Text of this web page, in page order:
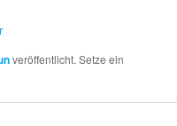
veröffentlicht. Setze ein